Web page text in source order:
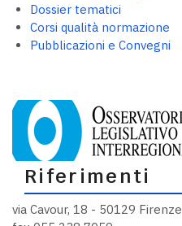
Dossier tematici
Corsi qualità normazione
Pubblicazioni e Convegni
Riferimenti
via Cavour, 18 - 50129 Firenze